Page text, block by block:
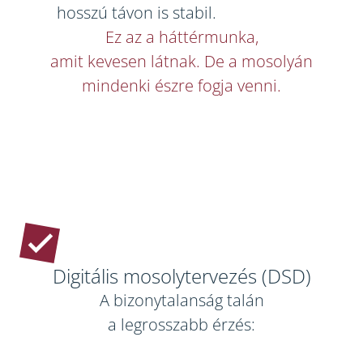
hosszú távon is stabil.
Ez az a háttérmunka,
amit kevesen látnak. De a mosolyán
mindenki észre fogja venni.
Digitális mosolytervezés (DSD)
A bizonytalanság talán
a legrosszabb érzés: